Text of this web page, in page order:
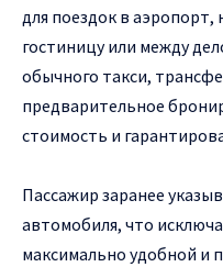
для поездок в
гостиницу или между
обычного такси,
предварительное
стоимость и
Пассажир заранее
автомобиля, что
максимально удобной и